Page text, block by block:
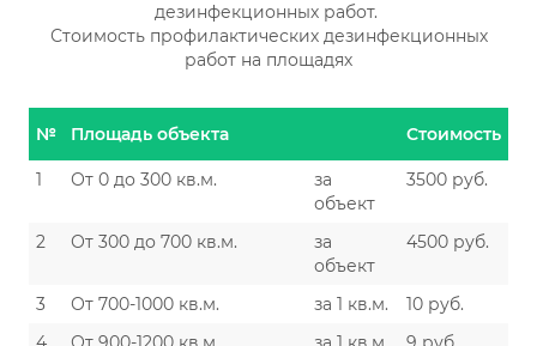
дезинфекционных работ.
Стоимость профилактических дезинфекционных
работ на площадях
№ Площадь объекта Стоимость
1 От 0 до 300 кв.м.
за
объект
3500 руб.
2 От 300 до 700 кв.м.
за
объект
4500 руб.
3 От 700-1000 кв.м. за 1 кв.м.
10 руб.